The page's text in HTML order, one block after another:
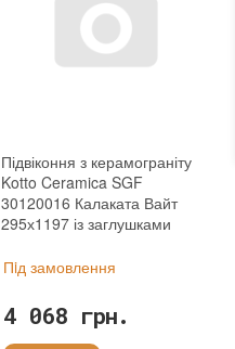
Підвіконня з керамограніту
Kotto Ceramica SGF
30120016 Калаката Вайт
295х1197 із заглушками
Пiд замовлення
4 068 грн.